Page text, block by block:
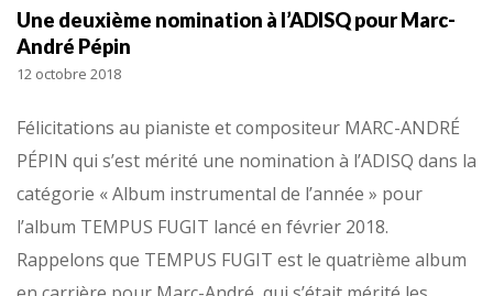
Une deuxième nomination à l’ADISQ pour Marc-
André Pépin
12 octobre 2018
Félicitations au pianiste et compositeur MARC-ANDRÉ
PÉPIN qui s’est mérité une nomination à l’ADISQ dans la
catégorie « Album instrumental de l’année » pour
l’album TEMPUS FUGIT lancé en février 2018.
Rappelons que TEMPUS FUGIT est le quatrième album